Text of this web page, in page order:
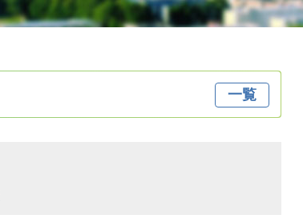
一覧